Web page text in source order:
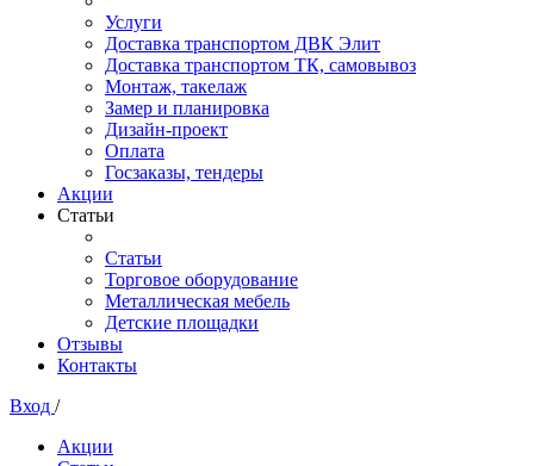
Услуги
Доставка транспортом ДВК Элит
Доставка транспортом ТК, самовывоз
Монтаж, такелаж
Замер и планировка
Дизайн-проект
Оплата
Госзаказы, тендеры
Акции
Статьи
Статьи
Торговое оборудование
Металлическая мебель
Детские площадки
Отзывы
Контакты
Вход /
Акции